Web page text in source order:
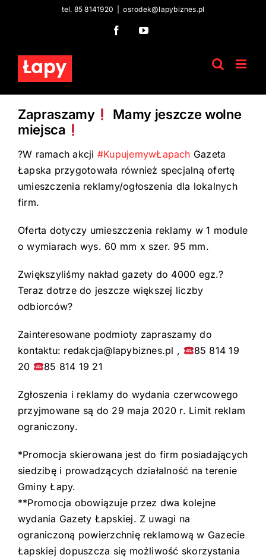
tel. 85 8141920 osrodek@lapybiznes.pl
FacebookYouTube
Zapraszamy
Mamy jeszcze wolne
miejsca
?W ramach akcji #KupujemywŁapach Gazeta
Łapska przygotowała również specjalną ofertę
umieszczenia reklamy/ogłoszenia dla lokalnych
firm.
Oferta dotyczy umieszczenia reklamy w 1 module
o wymiarach wys. 60 mm x szer. 95 mm.
Zwiększyliśmy nakład gazety do 4000 egz.?
Teraz dotrze do jeszcze większej liczby
odbiorców?
Zainteresowane podmioty zapraszamy do
kontaktu: redakcja@lapybiznes.pl ,
85 814 19
20
85 814 19 21
Zgłoszenia i reklamy do wydania czerwcowego
przyjmowane są do 29 maja 2020 r. Limit reklam
ograniczony.
*Promocja skierowana jest do firm posiadających
siedzibę i prowadzących działalność na terenie
Gminy Łapy.
**Promocja obowiązuje przez dwa kolejne
wydania Gazety Łapskiej. Z uwagi na
ograniczoną powierzchnię reklamową w Gazecie
Łapskiej dopuszcza się możliwość skorzystania